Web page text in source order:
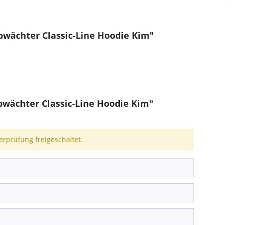
Classic-Line Hoodie Kim"
Classic-Line Hoodie Kim"
freigeschaltet.